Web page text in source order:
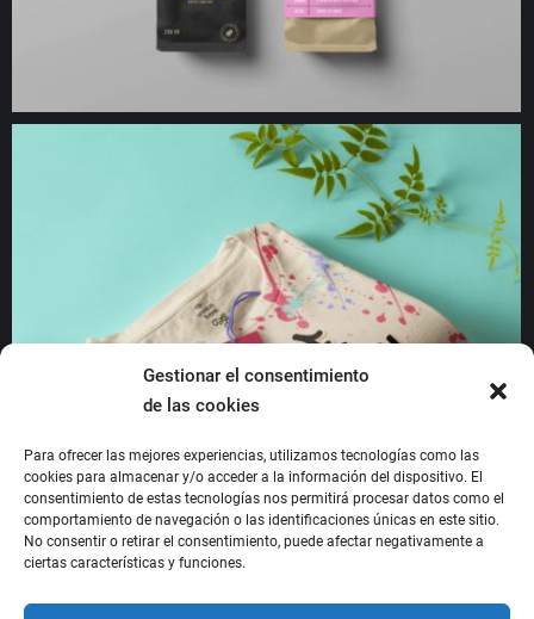
Gestionar el consentimiento
de las cookies
Para ofrecer las mejores experiencias, utilizamos tecnologías como las
cookies para almacenar y/o acceder a la información del dispositivo. El
consentimiento de estas tecnologías nos permitirá procesar datos como el
comportamiento de navegación o las identificaciones únicas en este sitio.
No consentir o retirar el consentimiento, puede afectar negativamente a
ciertas características y funciones.